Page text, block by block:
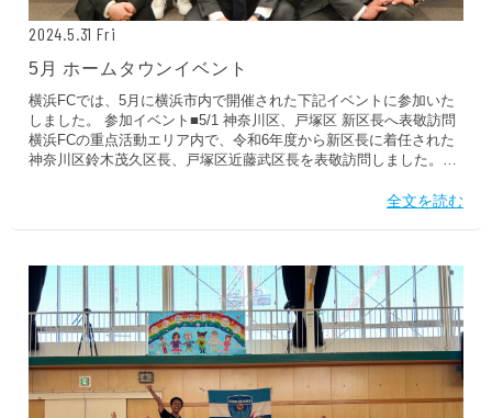
2024.5.31 Fri
5月 ホームタウンイベント
横浜FCでは、5月に横浜市内で開催された下記イベントに参加いた
しました。 参加イベント■5/1 神奈川区、戸塚区 新区長へ表敬訪問
横浜FCの重点活動エリア内で、令和6年度から新区長に着任された
神奈川区鈴木茂久区長、戸塚区近藤武区長を表敬訪問しました。今
した取り組みを推進していきます。戸塚区へはシーガルズの新井選
全文を読む